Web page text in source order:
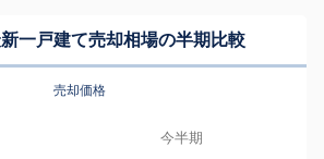
一戸建て売却相場の半期比較
売却価格
今半期